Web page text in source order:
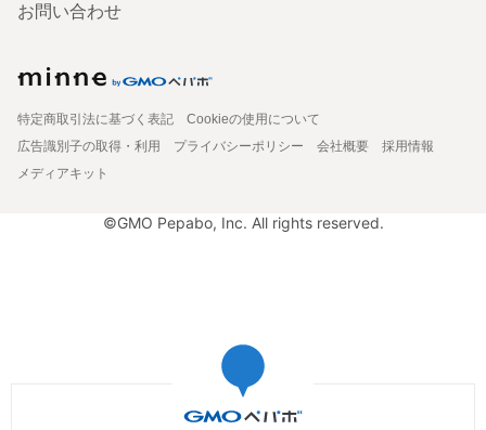
お問い合わせ
特定商取引法に基づく表記
Cookieの使用について
広告識別子の取得・利用
プライバシーポリシー 会社概要
採用情報
メディアキット
©GMO Pepabo, Inc. All rights reserved.